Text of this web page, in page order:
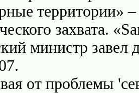
территории» –
захвата.
министр завел
от проблемы